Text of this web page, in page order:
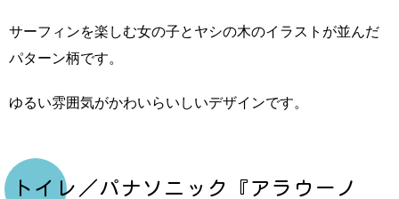
サーフィンを楽しむ女の子とヤシの木のイラストが並んだ
パターン柄です。
ゆるい雰囲気がかわいらいしいデザインです。
トイレ／パナソニック『アラウーノ